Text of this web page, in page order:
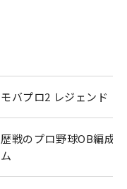
モバプロ2 レジェンド
歴戦のプロ野球OB編成
ム